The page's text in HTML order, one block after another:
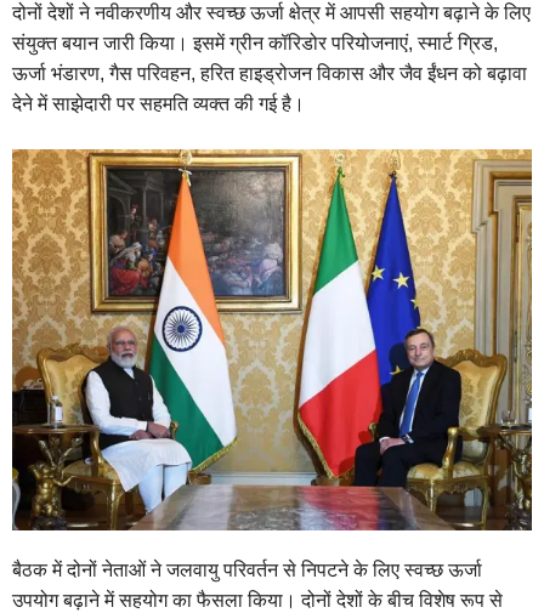
दोनों देशों ने नवीकरणीय और स्वच्छ ऊर्जा क्षेत्र में आपसी सहयोग बढ़ाने के लिए
संयुक्त बयान जारी किया। इसमें ग्रीन कॉरिडोर परियोजनाएं, स्मार्ट ग्रिड,
ऊर्जा भंडारण, गैस परिवहन, हरित हाइड्रोजन विकास और जैव ईंधन को बढ़ावा
देने में साझेदारी पर सहमति व्यक्त की गई है।
बैठक में दोनों नेताओं ने जलवायु परिवर्तन से निपटने के लिए स्वच्छ ऊर्जा
उपयोग बढ़ाने में सहयोग का फैसला किया। दोनों देशों के बीच विशेष रूप से